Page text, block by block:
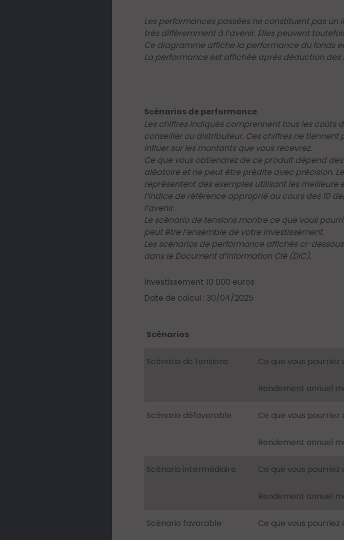
Les performances passées ne constituent pas
très différemment à l’avenir. Elles peuvent
Ce diagramme affiche la performance du fonds
La performance est affichée après déduction des
Scénarios de performance
Les chiffres indiqués comprennent tous les
conseiller ou distributeur. Ces chiffres ne
influer sur les montants que vous recevrez.
Ce que vous obtiendrez de ce produit dépend
aléatoire et ne peut être prédite avec précision.
représentent des exemples utilisant les
l’indice de référence approprié au cours des 10
l’avenir.
Le scénario de tensions montre ce que vous
peut être l’ensemble de votre investissement.
Les scénarios de performance affichés ci-
dans le Document d’Information Clé (DIC).
Investissement 10 000 euros
Date de calcul : 30/04/2025
Scénarios
Scénario de tensions Ce que vous
Rendement annuel
Scénario défavorable Ce que vous
Rendement annuel
Scénario intermédiaire Ce que vous
Rendement annuel
Scénario favorable Ce que vous